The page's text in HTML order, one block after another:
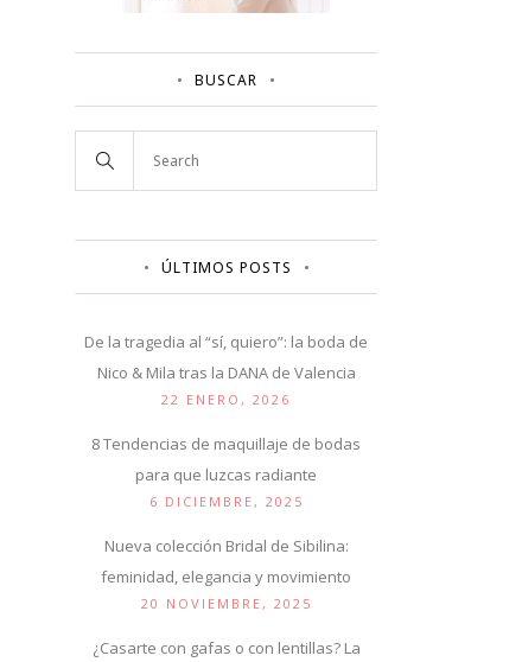
BUSCAR
ÚLTIMOS POSTS
De la tragedia al “sí, quiero”: la boda de
Nico & Mila tras la DANA de Valencia
22 ENERO, 2026
8 Tendencias de maquillaje de bodas
para que luzcas radiante
6 DICIEMBRE, 2025
Nueva colección Bridal de Sibilina:
feminidad, elegancia y movimiento
20 NOVIEMBRE, 2025
¿Casarte con gafas o con lentillas? La